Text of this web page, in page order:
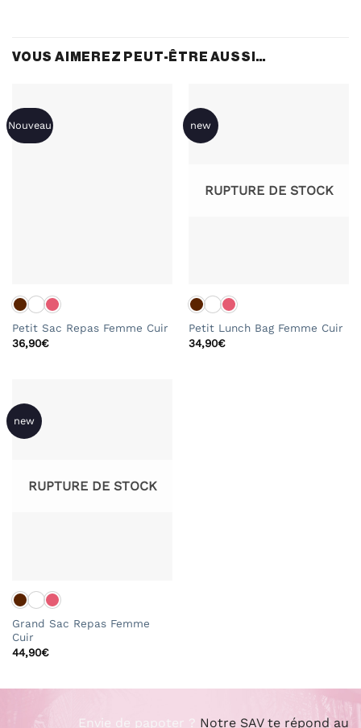
VOUS AIMEREZ PEUT-ÊTRE AUSSI…
Nouveau
Petit Sac Repas Femme Cuir
36,90€
new
RUPTURE DE STOCK
Petit Lunch Bag Femme Cuir
34,90€
new
RUPTURE DE STOCK
Grand Sac Repas Femme
Cuir
44,90€
Envie de papoter ? Notre SAV te répond au